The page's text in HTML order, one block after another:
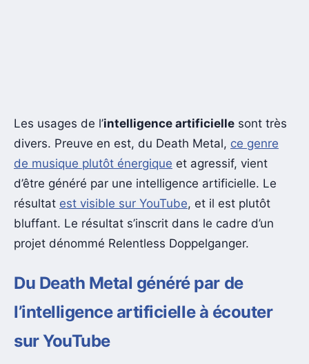
Les usages de l’intelligence artificielle sont très
divers. Preuve en est, du Death Metal, ce genre
de musique plutôt énergique et agressif, vient
d’être généré par une intelligence artificielle. Le
résultat est visible sur YouTube, et il est plutôt
bluffant. Le résultat s’inscrit dans le cadre d’un
projet dénommé Relentless Doppelganger.
Du Death Metal généré par de
l’intelligence artificielle à écouter
sur YouTube